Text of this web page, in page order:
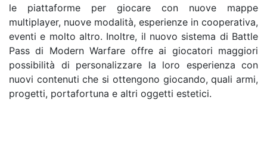
le piattaforme per giocare con nuove mappe
multiplayer, nuove modalità, esperienze in cooperativa,
eventi e molto altro. Inoltre, il nuovo sistema di Battle
Pass di Modern Warfare offre ai giocatori maggiori
possibilità di personalizzare la loro esperienza con
nuovi contenuti che si ottengono giocando, quali armi,
progetti, portafortuna e altri oggetti estetici.